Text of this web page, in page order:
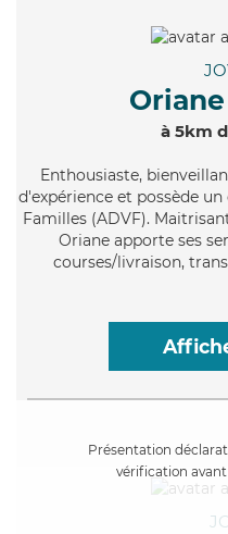
Oriane
à 5km
Enthousiaste,
d'expérience et possède
Familles (ADVF).
Oriane apporte ses
courses/livraison,
Présentation
vérification